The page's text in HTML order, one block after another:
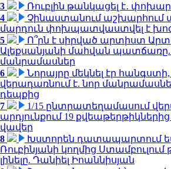
3
Ռուբլին թանկացել է․
4
Չինաստանում աշխարհում
մարդուն փոխպատվաստվել է
5
Ո՞րն է սիրված արտիստ
Ալեքսանյանի մահվան պատճառը.
մանրամասներ
6
Նորայրը մեկնել էր
վերադառնում է. նոր
դեպքից
7
1/15 ընտրատեղամասում
արդյունքում 19
վավեր
8
Խստորեն դատապարտում
Ռուբինյանի կողմից
լինելը. Դանիել Իոաննիսյան